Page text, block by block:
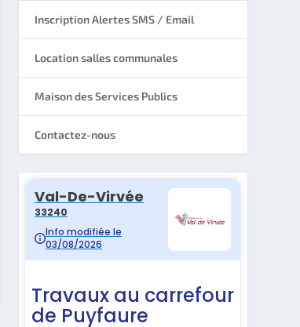
Inscription Alertes SMS / Email
Location salles communales
Maison des Services Publics
Contactez-nous